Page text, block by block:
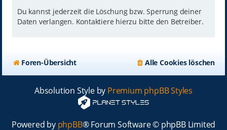
Du kannst jederzeit die Löschung bzw. Sperrung deiner
Daten verlangen. Kontaktiere hierzu bitte den Betreiber.
Foren-Übersicht Alle Cookies löschen
Absolution Style by Premium phpBB Styles
Powered by phpBB® Forum Software © phpBB Limited